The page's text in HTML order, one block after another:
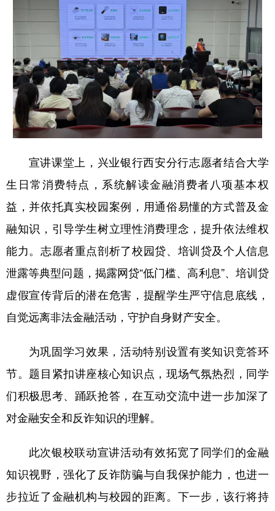
宣讲课堂上，兴业银行西安分行志愿者结合大学
生日常消费特点，系统解读金融消费者八项基本权
益，并依托真实校园案例，用通俗易懂的方式普及金
融知识，引导学生树立理性消费理念，提升依法维权
能力。志愿者重点剖析了校园贷、培训贷及个人信息
泄露等典型问题，揭露网贷“低门槛、高利息”、培训贷
虚假宣传背后的潜在危害，提醒学生严守信息底线，
自觉远离非法金融活动，守护自身财产安全。
为巩固学习效果，活动特别设置有奖知识竞答环
节。题目紧扣讲座核心知识点，现场气氛热烈，同学
们积极思考、踊跃抢答，在互动交流中进一步加深了
对金融安全和反诈知识的理解。
此次银校联动宣讲活动有效拓宽了同学们的金融
知识视野，强化了反诈防骗与自我保护能力，也进一
步拉近了金融机构与校园的距离。下一步，该行将持